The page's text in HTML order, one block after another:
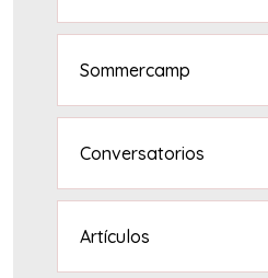
Sommercamp
Conversatorios
Artículos